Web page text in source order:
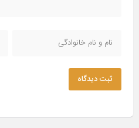
ثبت دیدگاه